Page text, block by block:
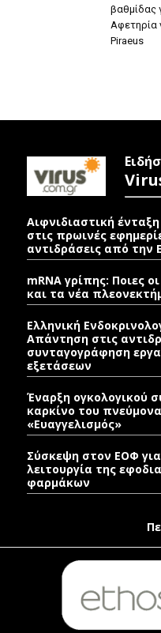
βαθμίδας
Αφετηρία
Piraeus
Αιφνιδιαστική
στις πρωινές
αντιδράσεις από την
mRNA γρίπης: Ποιες
και τα νέα
Ελληνική
Απάντηση στις
συνταγογράφηση
εξετάσεων
Έναρξη ογκολογικού
καρκίνο του
«Ευαγγελισμός»
Σύσκεψη στον ΕΟΦ
λειτουργία της
φαρμάκων